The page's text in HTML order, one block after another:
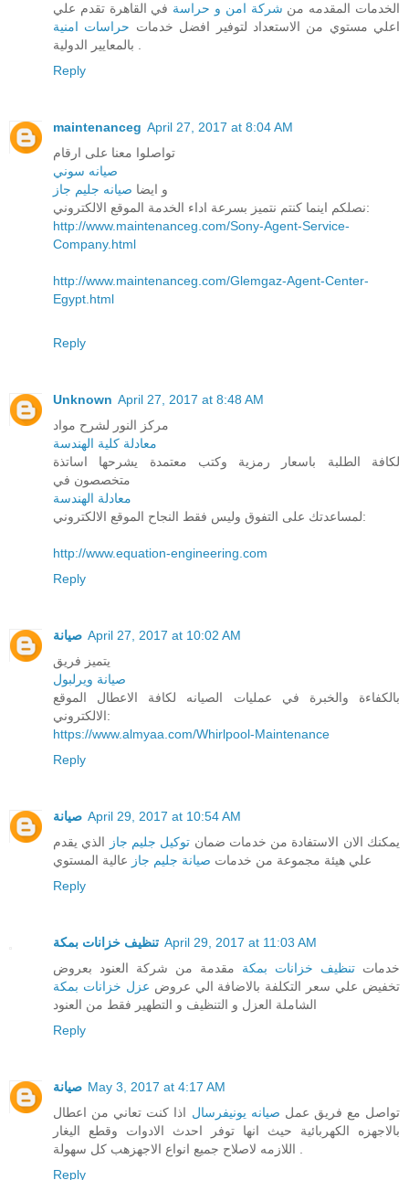
الخدمات المقدمه من شركة امن و حراسة في القاهرة تقدم علي
اعلي مستوي من الاستعداد لتوفير افضل خدمات حراسات امنية
Reply
maintenanceg April 27, 2017 at 8:04 AM
تواصلوا معنا على ارقام
صيانه سوني
و ايضا صيانه جليم جاز
نصلكم اينما كنتم نتميز بسرعة اداء الخدمة الموقع الالكتروني:
http://www.maintenanceg.com/Sony-Agent-Service-
Company.html
http://www.maintenanceg.com/Glemgaz-Agent-Center-
Egypt.html
Reply
Unknown April 27, 2017 at 8:48 AM
مركز النور لشرح مواد
معادلة كلية الهندسة
لكافة الطلبة باسعار رمزية وكتب معتمدة يشرحها اساتذة
متخصصون في
معادلة الهندسة
لمساعدتك على التفوق وليس فقط النجاح الموقع الالكتروني:
http://www.equation-engineering.com
Reply
صيانة April 27, 2017 at 10:02 AM
يتميز فريق
صيانة ويرلبول
بالكفاءة والخبرة في عمليات الصيانه لكافة الاعطال الموقع
الالكتروني:
https://www.almyaa.com/Whirlpool-Maintenance
Reply
صيانة April 29, 2017 at 10:54 AM
يمكنك الان الاستفادة من خدمات ضمان توكيل جليم جاز
الذي يقدم
علي هيئة مجموعة من خدمات صيانة جليم جاز عالية المستوي
Reply
تنظيف خزانات بمكة April 29, 2017 at 11:03 AM
خدمات تنظيف خزانات بمكة مقدمة من شركة العنود بعروض
تخفيض علي سعر التكلفة بالاضافة الي عروض عزل خزانات بمكة
الشاملة العزل و التنظيف و التطهير فقط من العنود
Reply
صيانة May 3, 2017 at 4:17 AM
تواصل مع فريق عمل صيانه يونيفرسال اذا كنت تعاني من اعطال
بالاجهزه الكهربائية حيث انها توفر احدث الادوات وقطع اليغار
Reply